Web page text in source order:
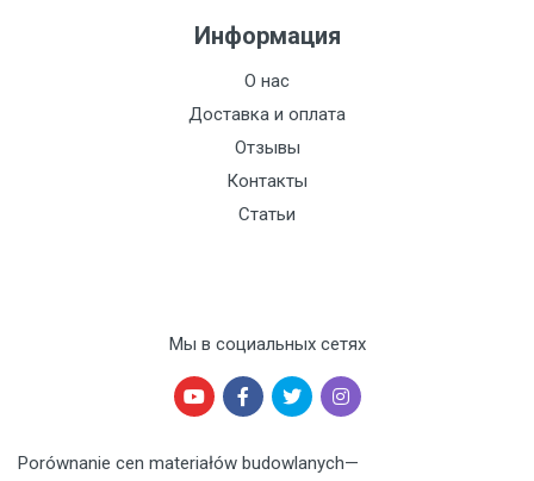
Информация
О нас
Доставка и оплата
Отзывы
Контакты
Статьи
Мы в социальных сетях
Porównanie cen materiałów budowlanych—